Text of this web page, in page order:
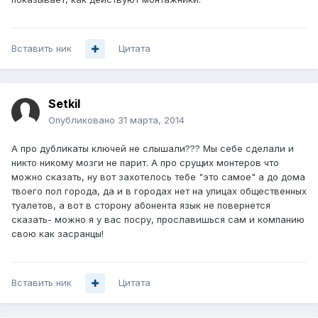
Вставить ник Цитата
Setkil
Опубликовано 31 марта, 2014
А про дубликаты ключей не слышали??? Мы себе сделали и
никто никому мозги не парит. А про срущих монтеров что
можно сказать, ну вот захотелось тебе "это самое" а до дома
твоего пол города, да и в городах нет на улицах общественных
туалетов, а вот в сторону абонента язык не повернется
сказать- можно я у вас посру, прославишься сам и компанию
свою как засранцы!
Вставить ник Цитата